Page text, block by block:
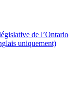
de l’Ontario
uniquement)